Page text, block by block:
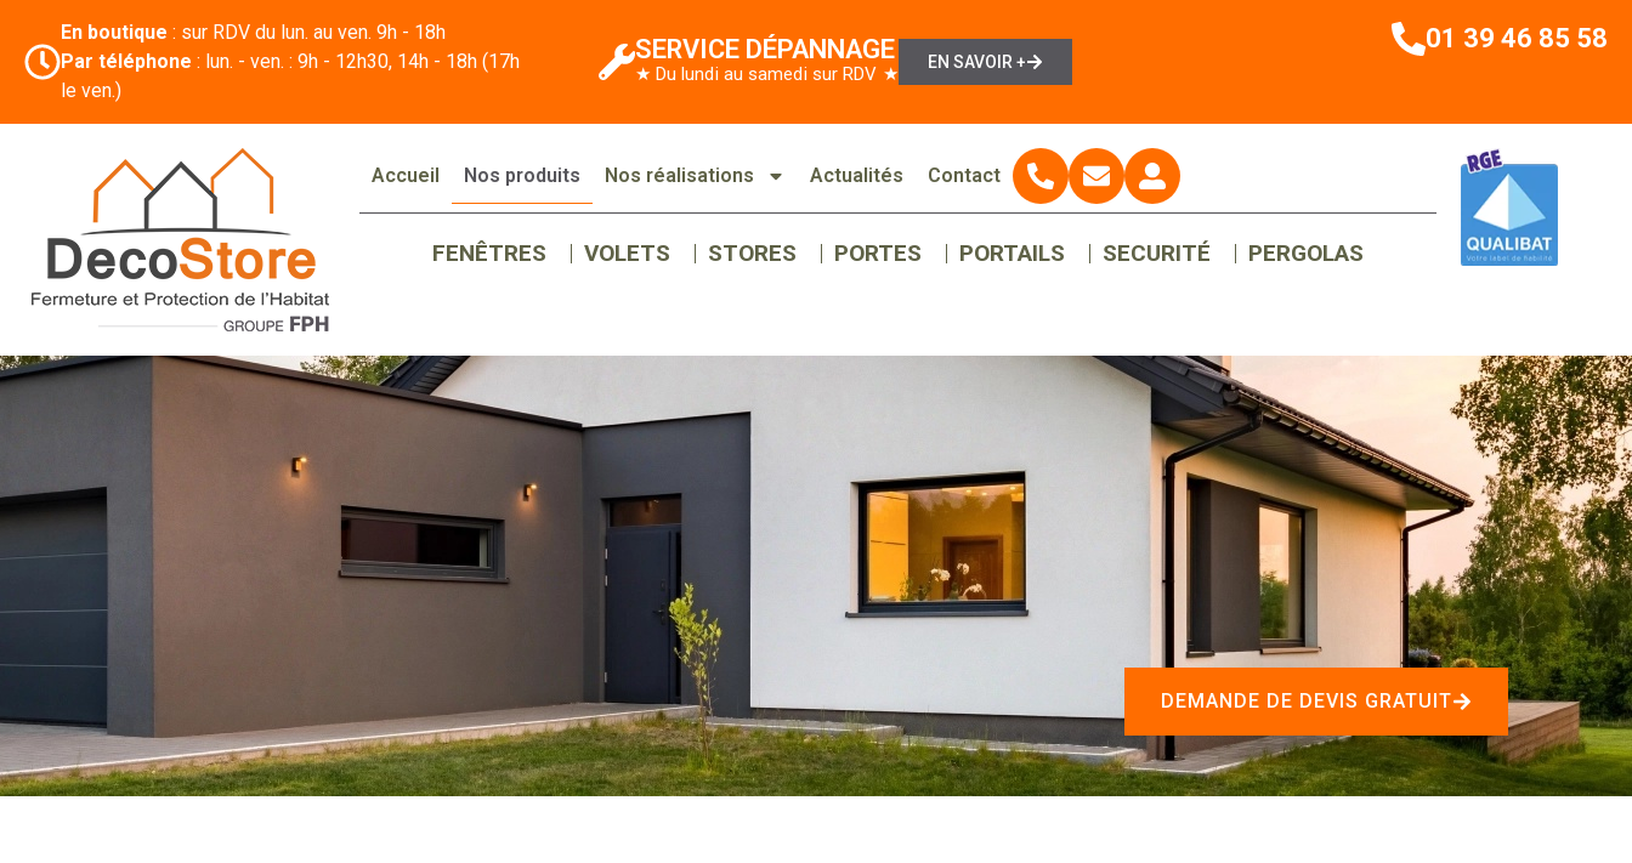
En boutique : sur RDV du lun. au ven. 9h - 18h
Par téléphone : lun. - ven. : 9h - 12h30, 14h - 18h (17h
le ven.)
SERVICE DÉPANNAGE
★ Du lundi au samedi sur RDV ★
EN SAVOIR +
01 39 46 85 58
Accueil Nos produits Nos réalisations Actualités Contact
FENÊTRES VOLETS STORES PORTES PORTAILS SECURITÉ PERGOLAS
DEMANDE DE DEVIS GRATUIT